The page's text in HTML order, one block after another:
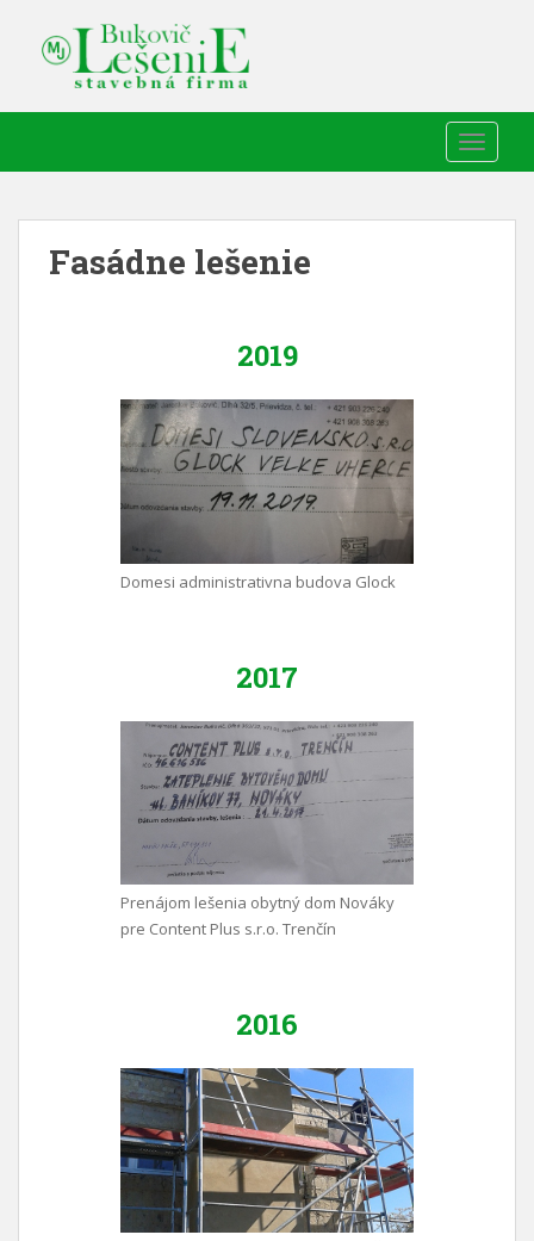
Fasádne lešenie
2019
Domesi administrativna budova Glock
2017
Prenájom lešenia obytný dom Nováky
pre Content Plus s.r.o. Trenčín
2016